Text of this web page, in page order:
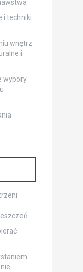
i techniki
wnętrz:
i
wybory